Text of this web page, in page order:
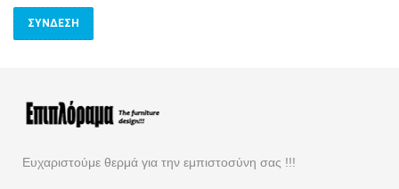
Ευχαριστούμε θερμά για την εμπιστοσύνη σας !!!